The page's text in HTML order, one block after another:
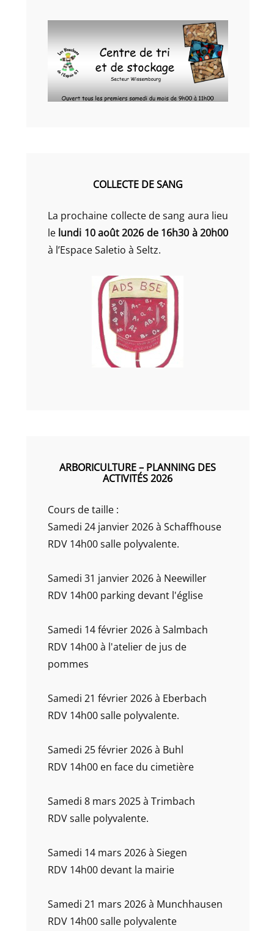
COLLECTE DE SANG
La prochaine collecte de sang aura lieu
le lundi 10 août 2026 de 16h30 à 20h00
à l’Espace Saletio à Seltz.
ARBORICULTURE – PLANNING DES
ACTIVITÉS 2026
Cours de taille :
Samedi 24 janvier 2026 à Schaffhouse
RDV 14h00 salle polyvalente.
Samedi 31 janvier 2026 à Neewiller
RDV 14h00 parking devant l'église
Samedi 14 février 2026 à Salmbach
RDV 14h00 à l'atelier de jus de
pommes
Samedi 21 février 2026 à Eberbach
RDV 14h00 salle polyvalente.
Samedi 25 février 2026 à Buhl
RDV 14h00 en face du cimetière
Samedi 8 mars 2025 à Trimbach
RDV salle polyvalente.
Samedi 14 mars 2026 à Siegen
RDV 14h00 devant la mairie
Samedi 21 mars 2026 à Munchhausen
RDV 14h00 salle polyvalente